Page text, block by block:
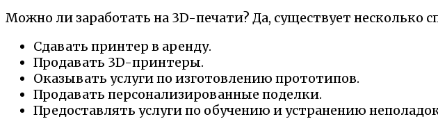
Можно ли заработать на 3D-печати? Да, существует несколько
Сдавать принтер в аренду.
Продавать 3D-принтеры.
Оказывать услуги по изготовлению прототипов.
Продавать персонализированные поделки.
Предоставлять услуги по обучению и устранению